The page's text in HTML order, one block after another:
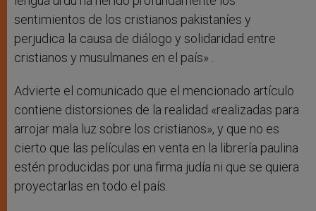
sentimientos de los cristianos pakistaníes y
perjudica la causa de diálogo y solidaridad entre
cristianos y musulmanes en el país» .
Advierte el comunicado que el mencionado artículo
contiene distorsiones de la realidad «realizadas para
arrojar mala luz sobre los cristianos», y que no es
cierto que las películas en venta en la librería paulina
estén producidas por una firma judía ni que se quiera
proyectarlas en todo el país.